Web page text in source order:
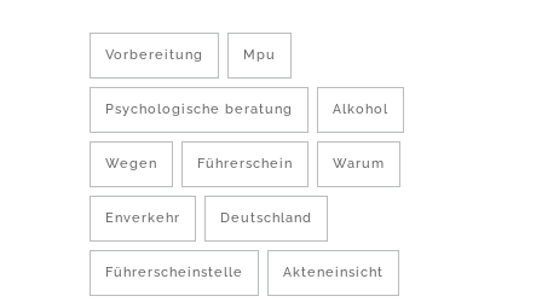
Vorbereitung Mpu
Psychologische beratung Alkohol
Wegen Führerschein Warum
Enverkehr Deutschland
Führerscheinstelle Akteneinsicht